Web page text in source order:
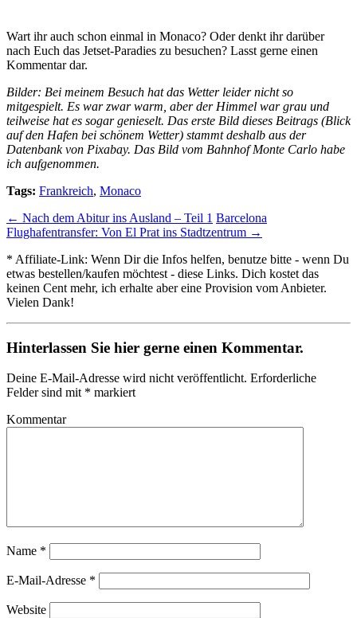
Wart ihr auch schon einmal in Monaco? Oder denkt ihr darüber
nach Euch das Jetset-Paradies zu besuchen? Lasst gerne einen
Kommentar dar.
Bilder: Bei meinem Besuch hat das Wetter leider nicht so
mitgespielt. Es war zwar warm, aber der Himmel war grau und
teilweise hat es sogar genieselt. Das erste Bild dieses Beitrags (Blick
auf den Hafen bei schönem Wetter) stammt deshalb aus der
Datenbank von Pixabay. Das Bild vom Bahnhof Monte Carlo habe
ich aufgenommen.
Tags: Frankreich, Monaco
← Nach dem Abitur ins Ausland – Teil 1 Barcelona
Flughafentransfer: Von El Prat ins Stadtzentrum →
* Affiliate-Link: Wenn Dir die Infos helfen, benutze bitte - wenn Du
etwas bestellen/kaufen möchtest - diese Links. Dich kostet das
keinen Cent mehr, ich erhalte aber eine Provision vom Anbieter.
Vielen Dank!
Hinterlassen Sie hier gerne einen Kommentar.
Deine E-Mail-Adresse wird nicht veröffentlicht. Erforderliche
Felder sind mit * markiert
Kommentar
Name *
E-Mail-Adresse *
Website